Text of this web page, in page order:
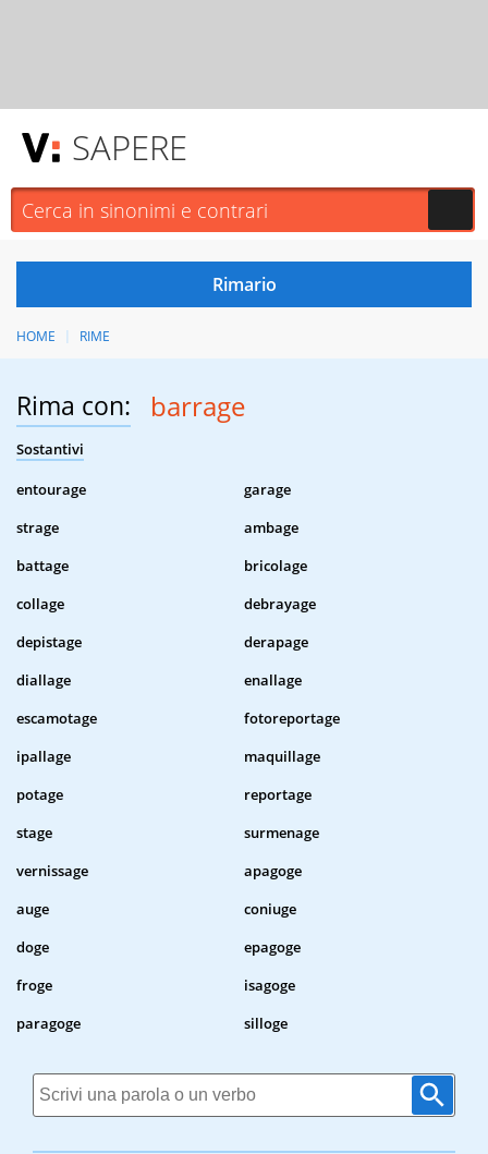
SAPERE
HOME RIME
Rima con: barrage
Sostantivi
entourage
garage
strage
ambage
battage
bricolage
collage
debrayage
depistage
derapage
diallage
enallage
escamotage
fotoreportage
ipallage
maquillage
potage
reportage
stage
surmenage
vernissage
apagoge
auge
coniuge
doge
epagoge
froge
isagoge
paragoge
silloge